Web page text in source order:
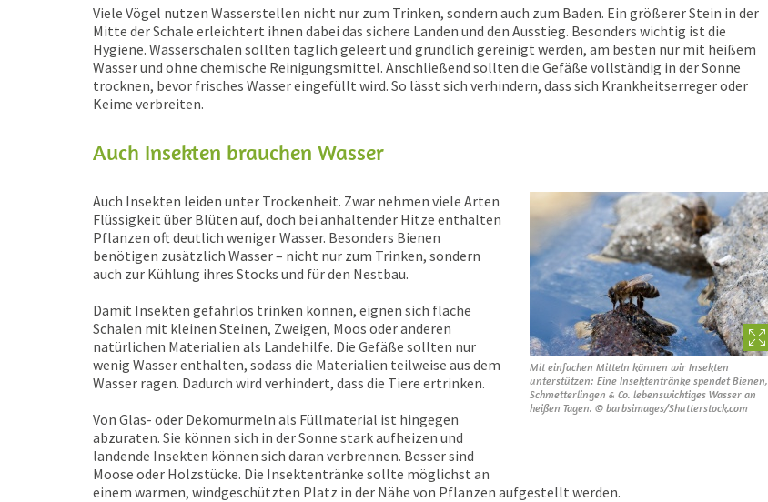
Viele Vögel nutzen Wasserstellen nicht nur zum Trinken, sondern auch zum Baden. Ein größerer Stein in der
Mitte der Schale erleichtert ihnen dabei das sichere Landen und den Ausstieg. Besonders wichtig ist die
Hygiene. Wasserschalen sollten täglich geleert und gründlich gereinigt werden, am besten nur mit heißem
Wasser und ohne chemische Reinigungsmittel. Anschließend sollten die Gefäße vollständig in der Sonne
trocknen, bevor frisches Wasser eingefüllt wird. So lässt sich verhindern, dass sich Krankheitserreger oder
Keime verbreiten.
Auch Insekten brauchen Wasser
Mit einfachen Mitteln können wir Insekten
unterstützen: Eine Insektentränke spendet Bienen,
Schmetterlingen & Co. lebenswichtiges Wasser an
heißen Tagen. © barbsimages/Shutterstock.com
Auch Insekten leiden unter Trockenheit. Zwar nehmen viele Arten
Flüssigkeit über Blüten auf, doch bei anhaltender Hitze enthalten
Pflanzen oft deutlich weniger Wasser. Besonders Bienen
benötigen zusätzlich Wasser – nicht nur zum Trinken, sondern
auch zur Kühlung ihres Stocks und für den Nestbau.
Damit Insekten gefahrlos trinken können, eignen sich flache
Schalen mit kleinen Steinen, Zweigen, Moos oder anderen
natürlichen Materialien als Landehilfe. Die Gefäße sollten nur
wenig Wasser enthalten, sodass die Materialien teilweise aus dem
Wasser ragen. Dadurch wird verhindert, dass die Tiere ertrinken.
Von Glas- oder Dekomurmeln als Füllmaterial ist hingegen
abzuraten. Sie können sich in der Sonne stark aufheizen und
landende Insekten können sich daran verbrennen. Besser sind
Moose oder Holzstücke. Die Insektentränke sollte möglichst an
einem warmen, windgeschützten Platz in der Nähe von Pflanzen aufgestellt werden.